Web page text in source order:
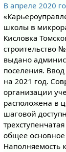
В апреле 2020
школы в
Кисловка
строительство
выдано
поселения.
на 2021 год.
организации
расположена в
шаговой
общее
Наполняемость